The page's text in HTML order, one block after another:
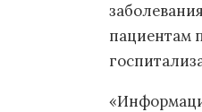
пациентам